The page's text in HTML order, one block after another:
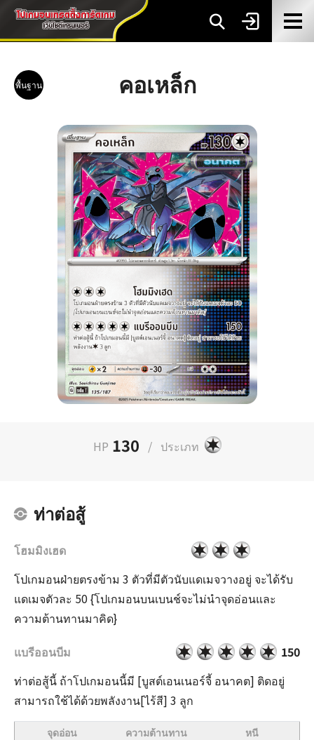
พื้นฐาน คอเหล็ก
HP 130 / ประเภท
ท่าต่อสู้
โฮมมิงเฮด
โปเกมอนฝ่ายตรงข้าม 3 ตัวที่มีตัวนับแดเมจวางอยู่ จะได้รับ
แดเมจตัวละ 50 {โปเกมอนบนเบนช์จะไม่นำจุดอ่อนและ
ความต้านทานมาคิด}
แบรีออนบีม
150
ท่าต่อสู้นี้ ถ้าโปเกมอนนี้มี [บูสต์เอนเนอร์จี้ อนาคต] ติดอยู่
สามารถใช้ได้ด้วยพลังงาน[ไร้สี] 3 ลูก
จุดอ่อน ความต้านทาน หนี